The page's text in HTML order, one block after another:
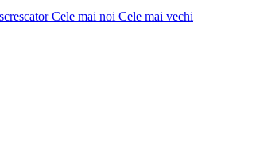
Cele mai noi Cele mai vechi